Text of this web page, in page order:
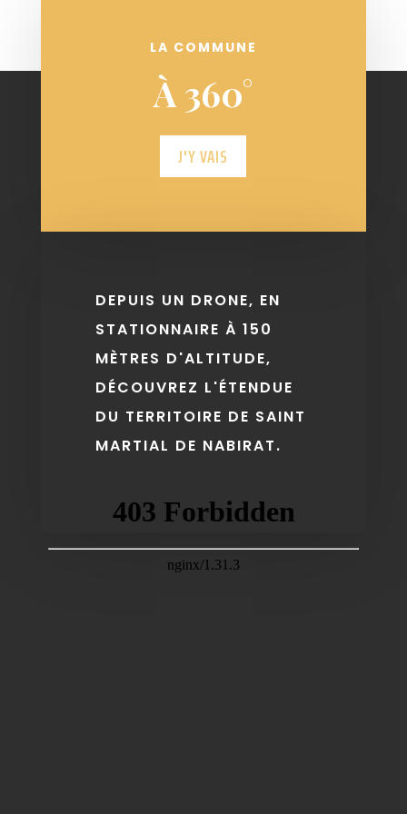
LA COMMUNE
À 360°
J'Y VAIS
DEPUIS UN DRONE, EN
STATIONNAIRE À 150
MÈTRES D'ALTITUDE,
DÉCOUVREZ L'ÉTENDUE
DU TERRITOIRE DE SAINT
MARTIAL DE NABIRAT.